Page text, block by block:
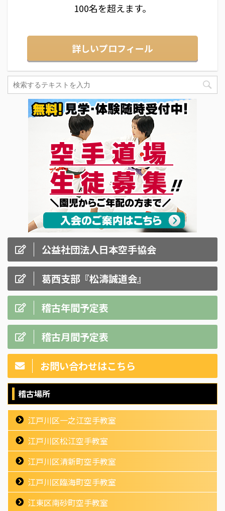
100名を超えます。
詳しいプロフィール
公益社団法人日本空手協会
葛西支部『松濤誠道会』
稽古年間予定表
稽古月間予定表
お問い合わせはこちら
稽古場所
江戸川区一之江空手教室
江戸川区松江空手教室
江戸川区清新町空手教室
江戸川区臨海町空手教室
江東区南砂町空手教室